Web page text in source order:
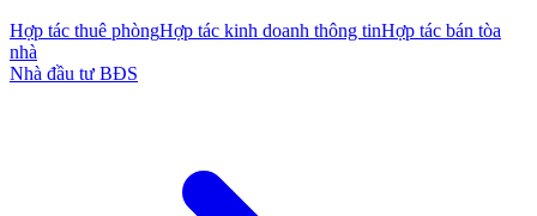
Hợp tác thuê phòngHợp tác kinh doanh thông tinHợp tác bán tòa
nhà
Nhà đầu tư BĐS